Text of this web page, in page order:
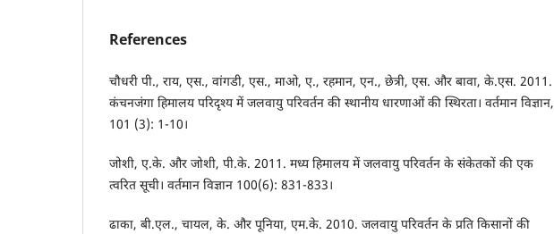
References
चौधरी पी., राय, एस., वांगडी, एस., माओ, ए., रहमान, एन., छेत्री, एस. और बावा, के.एस. 2011.
कंचनजंगा हिमालय परिदृश्य में जलवायु परिवर्तन की स्थानीय धारणाओं की स्थिरता। वर्तमान विज्ञान,
101 (3): 1-10।
जोशी, ए.के. और जोशी, पी.के. 2011. मध्य हिमालय में जलवायु परिवर्तन के संकेतकों की एक
त्वरित सूची। वर्तमान विज्ञान 100(6): 831-833।
ढाका, बी.एल., चायल, के. और पूनिया, एम.के. 2010. जलवायु परिवर्तन के प्रति किसानों की